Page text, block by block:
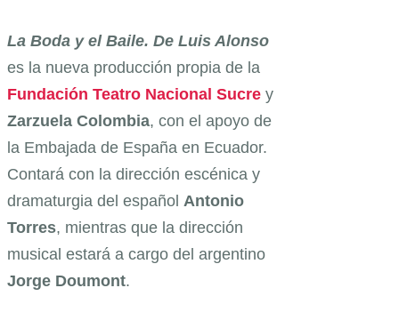
La Boda y el Baile. De Luis Alonso
es la nueva producción propia de la
Fundación Teatro Nacional Sucre y
Zarzuela Colombia, con el apoyo de
la Embajada de España en Ecuador.
Contará con la dirección escénica y
dramaturgia del español Antonio
Torres, mientras que la dirección
musical estará a cargo del argentino
Jorge Doumont.